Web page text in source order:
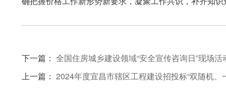
下一篇： 全国住房城乡建设领域“安全宣传咨询日”现场
上一篇： 2024年度宜昌市辖区工程建设招投标“双随机、